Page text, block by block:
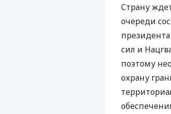
Страну
очереди
сил и
поэтому
охрану